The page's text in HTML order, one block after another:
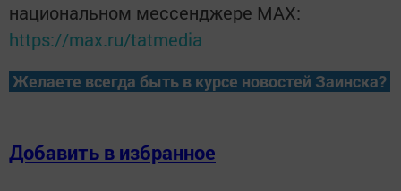
национальном мессенджере MАХ:
https://max.ru/tatmedia
Желаете всегда быть в курсе новостей Заинска?
Добавить в избранное